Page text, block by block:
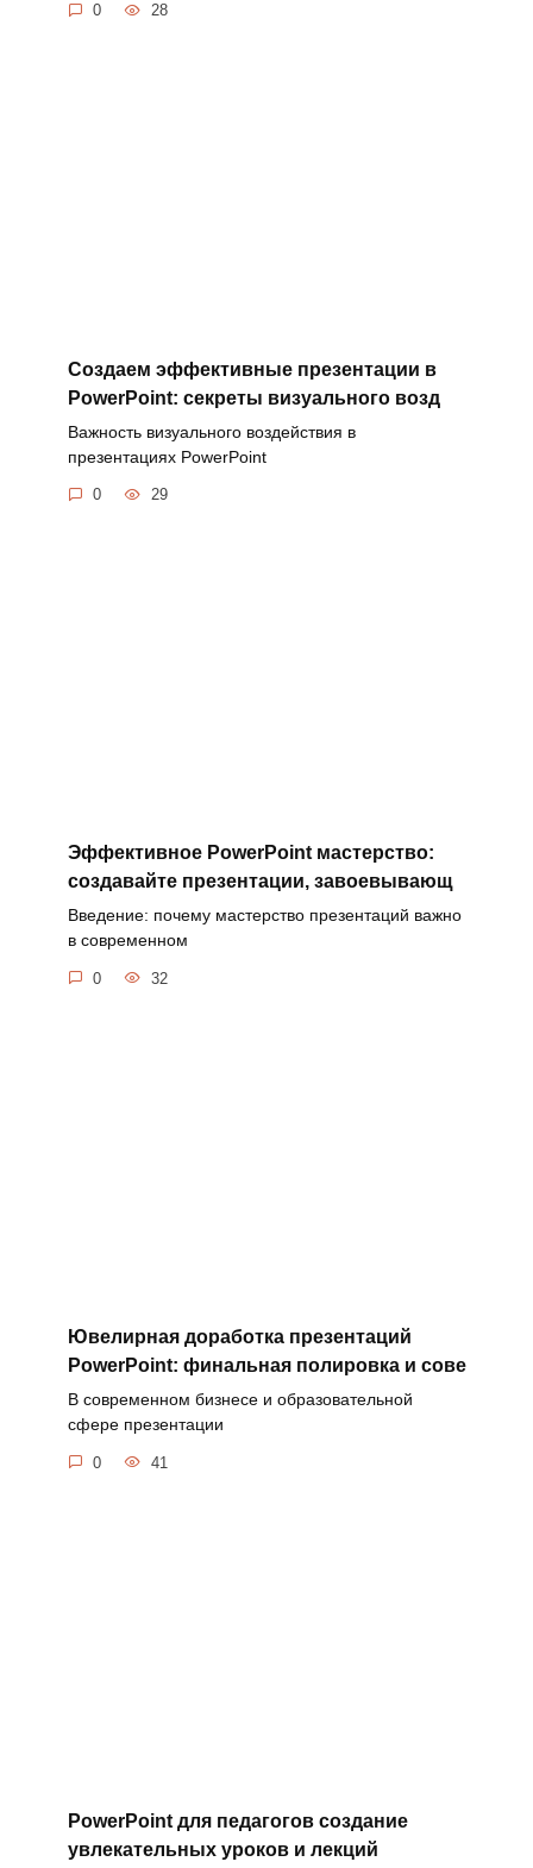
0 28
Создаем эффективные презентации в
PowerPoint: секреты визуального возд
Важность визуального воздействия в
презентациях PowerPoint
0 29
Эффективное PowerPoint мастерство:
создавайте презентации, завоевывающ
Введение: почему мастерство презентаций важно
в современном
0 32
Ювелирная доработка презентаций
PowerPoint: финальная полировка и сове
В современном бизнесе и образовательной
сфере презентации
0 41
PowerPoint для педагогов создание
увлекательных уроков и лекций